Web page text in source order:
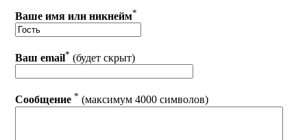
Ваше имя или никнейм*
Ваш email* (будет скрыт)
Сообщение * (максимум 4000 символов)